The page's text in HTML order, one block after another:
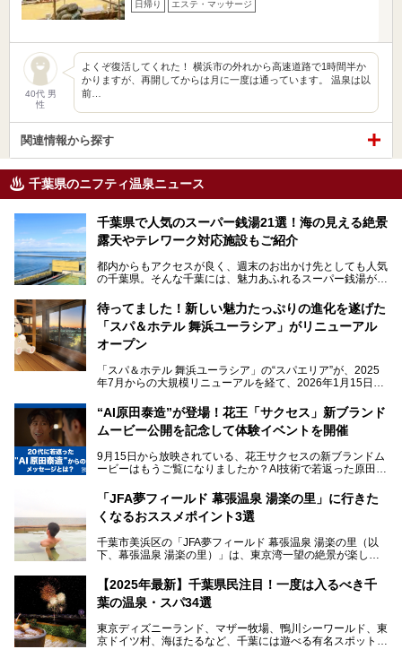
日帰り エステ・マッサージ
40代 男
性
よくぞ復活してくれた！ 横浜市の外れから高速道路で1時間半か
かりますが、再開してからは月に一度は通っています。 温泉は以
前…
関連情報から探す
千葉県のニフティ温泉ニュース
千葉県で人気のスーパー銭湯21選！海の見える絶景
露天やテレワーク対応施設もご紹介
都内からもアクセスが良く、週末のお出かけ先としても人気
の千葉県。そんな千葉には、魅力あふれるスーパー銭湯がた
「サウナでしっかりととのいたい」「海が見える絶景で非日
常を味わいたい」「子連れでも気兼ねなく1日過ごした
い」。
そんな多様なニーズに応える施設が揃っているため、その日
の目的に合った施設がきっと見つかるはずです。
さらに最近では、24時間営業で深夜まで滞在できる施設
や、テレワーク・コワーキングスペースを備えた仕事もでき
るスパも増えており、ただの入浴施設にとどまらない進化を
本記事では、人気スーパー銭湯から絶景施設、コワーキング
スペースや休憩スペースが充実した施設、子連れファミリー
向けの施設など、目的に合わせたおすすめの施設を紹介しま
す。
ださい。
待ってました！新しい魅力たっぷりの進化を遂げた
「スパ＆ホテル 舞浜ユーラシア」がリニューアル
オープン
「スパ＆ホテル 舞浜ユーラシア」の“スパエリア”が、2025
年7月からの大規模リニューアルを経て、2026年1月15日
新設エリアや生まれ変わった浴場・サウナの魅力を、人気キ
ャラクター「ユーラシわん」と一緒にご紹介します。必見の
───
提供元：SPA＆HOTEL舞浜ユーラシア【PR】
です。
“AI原田泰造”が登場！花王「サクセス」新ブランド
ムービー公開を記念して体験イベントを開催
9月15日から放映されている、花王サクセスの新ブランドム
ービーはもうご覧になりましたか？AI技術で若返った原田泰
伝えるムービーです。公開を記念して、スパメッツァおおた
か竜泉寺の湯にて体験イベントを開催。花王サクセスの製品
が無料で試せるチャンスです！
提供元：花王株式会社【PR】
この記事は花王株式会社商品のPRレポート記事です。
「JFA夢フィールド 幕張温泉 湯楽の里」に行きた
くなるおススメポイント3選
千葉市美浜区の「JFA夢フィールド 幕張温泉 湯楽の里（以
下、幕張温泉 湯楽の里）」は、東京湾一望の絶景が楽しめ
設備も天然温泉の露天風呂、サウナ、岩盤浴のほか、高濃度
炭酸泉、海の見えるお休み処や食事処、展望抜群の屋上ま
で、年代を問わずたっぷり楽しめます。
今回は人気のこの施設の中でも、特におススメしたい3つの
ポイントについて厳選してお届けします。読めばきっと、行
【2025年最新】千葉県民注目！一度は入るべき千
葉の温泉・スパ34選
東京ディズニーランド、マザー牧場、鴨川シーワールド、東
京ドイツ村、海ほたるなど、千葉には遊べる有名スポットが